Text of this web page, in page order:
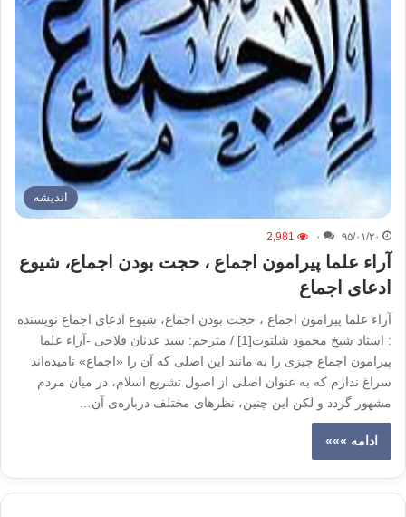
اندیشه
۹۵/۰۱/۲۰ ۰ 2,981
آراء علما پیرامون اجماع ، حجت بودن اجماع، شیوع
ادعای اجماع
آراء علما پیرامون اجماع ، حجت بودن اجماع، شیوع ادعای اجماع نویسنده
: استاد شیخ محمود شلتوت[1] / مترجم: سید عدنان فلاحی -آراء علما
پیرامون اجماع چیزی را به مانند این اصلی که آن را «اجماع» نامیده‌اند
سراغ ندارم که به عنوان اصلی از اصول تشریع اسلام، در میان مردم
مشهور گردد و لکن این چنین، نظرهای مختلف درباره‌ی آن…
ادامه »»»